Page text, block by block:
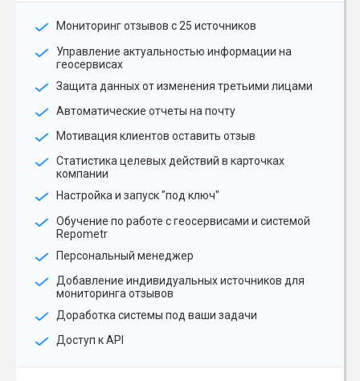
Мониторинг отзывов с 25 источников
Управление актуальностью информации на
геосервисах
Защита данных от изменения третьими лицами
Автоматические отчеты на почту
Мотивация клиентов оставить отзыв
Статистика целевых действий в карточках
компании
Настройка и запуск "под ключ"
Обучение по работе с геосервисами и системой
Repometr
Персональный менеджер
Добавление индивидуальных источников для
мониторинга отзывов
Доработка системы под ваши задачи
Доступ к API